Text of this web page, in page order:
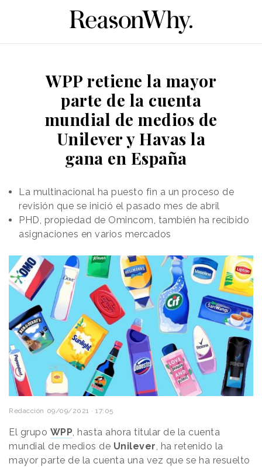
WPP retiene la mayor
parte de la cuenta
mundial de medios de
Unilever y Havas la
gana en España
La multinacional ha puesto fin a un proceso de
revisión que se inició el pasado mes de abril
PHD, propiedad de Omincom, también ha recibido
asignaciones en varios mercados
Redacción 09/09/2021 · 17:05
El grupo WPP, hasta ahora titular de la cuenta
mundial de medios de Unilever, ha retenido la
mayor parte de la cuenta una vez que se ha resuelto